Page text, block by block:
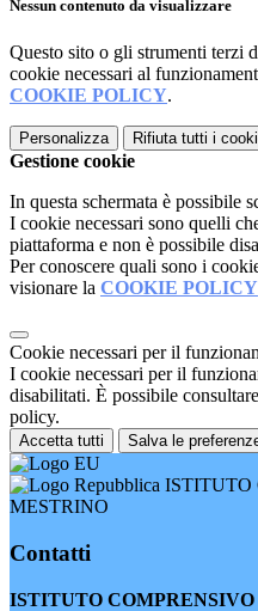
Nessun contenuto da visualizzare
Questo sito o gli strumenti terzi
cookie necessari al
COOKIE POLICY.
Personalizza Rifiuta tutti i
Gestione cookie
In questa schermata è possibile
I cookie necessari sono quelli
piattaforma e non è possibile
Per conoscere quali sono i
visionare la COOKIE POLICY
Cookie necessari per il
I cookie necessari per il
disabilitati. È possibile
policy.
Accetta tutti Salva le
ISTITUTO
MESTRINO
Contatti
ISTITUTO